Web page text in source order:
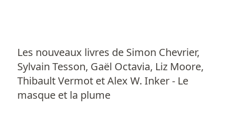
Les nouveaux livres de Simon Chevrier,
Sylvain Tesson, Gaël Octavia, Liz Moore,
Thibault Vermot et Alex W. Inker - Le
masque et la plume
Personnes
Livres